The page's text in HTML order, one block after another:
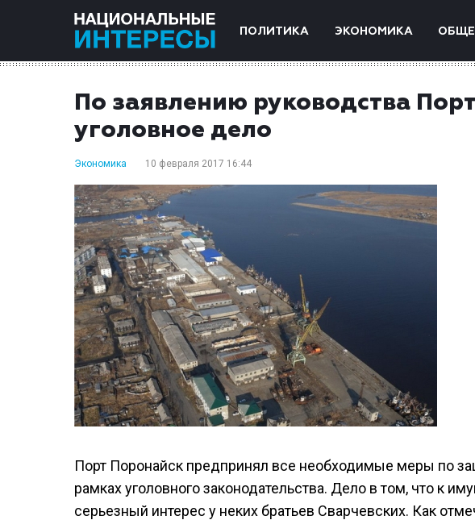
ПОЛИТИКА ЭКОНОМИКА
По заявлению руководства
уголовное дело
Экономика 10 февраля 2017 16:44
Порт Поронайск предпринял все необходимые меры по
рамках уголовного законодательства. Дело в том, что к
серьезный интерес у неких братьев Сварчевских. Как